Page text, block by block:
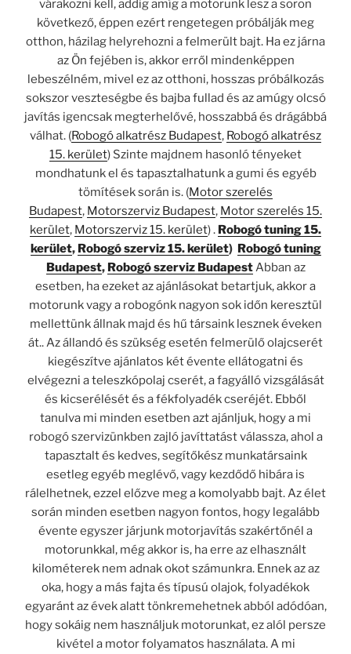
várakozni kell, addig amíg a motorunk lesz a soron
következő, éppen ezért rengetegen próbálják meg
otthon, házilag helyrehozni a felmerült bajt. Ha ez járna
az Ön fejében is, akkor erről mindenképpen
lebeszélném, mivel ez az otthoni, hosszas próbálkozás
sokszor veszteségbe és bajba fullad és az amúgy olcsó
javítás igencsak megterhelővé, hosszabbá és drágábbá
válhat. (Robogó alkatrész Budapest, Robogó alkatrész
15. kerület) Szinte majdnem hasonló tényeket
mondhatunk el és tapasztalhatunk a gumi és egyéb
tömítések során is. (Motor szerelés
Budapest, Motorszerviz Budapest, Motor szerelés 15.
kerület, Motorszerviz 15. kerület) . Robogó tuning 15.
kerület, Robogó szerviz 15. kerület) Robogó tuning
Budapest, Robogó szerviz BudapestAbban az
esetben, ha ezeket az ajánlásokat betartjuk, akkor a
motorunk vagy a robogónk nagyon sok időn keresztül
mellettünk állnak majd és hű társaink lesznek éveken
át.. Az állandó és szükség esetén felmerülő olajcserét
kiegészítve ajánlatos két évente ellátogatni és
elvégezni a teleszkópolaj cserét, a fagyálló vizsgálását
és kicserélését és a fékfolyadék cseréjét. Ebből
tanulva mi minden esetben azt ajánljuk, hogy a mi
robogó szervizünkben zajló javíttatást válassza, ahol a
tapasztalt és kedves, segítőkész munkatársaink
esetleg egyéb meglévő, vagy kezdődő hibára is
rálelhetnek, ezzel előzve meg a komolyabb bajt. Az élet
során minden esetben nagyon fontos, hogy legalább
évente egyszer járjunk motorjavítás szakértőnél a
motorunkkal, még akkor is, ha erre az elhasznált
kilométerek nem adnak okot számunkra. Ennek az az
oka, hogy a más fajta és típusú olajok, folyadékok
egyaránt az évek alatt tönkremehetnek abból adódóan,
hogy sokáig nem használjuk motorunkat, ez alól persze
kivétel a motor folyamatos használata. A mi